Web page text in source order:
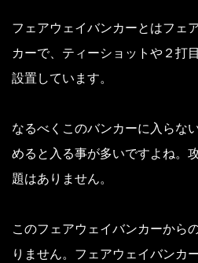
フェアウェイバンカーとはフェ
カーで、ティーショットや２打
設置しています。
なるべくこのバンカーに入らな
めると入る事が多いですよね。
題はありません。
このフェアウェイバンカーから
りません。 フェアウェイバンカ